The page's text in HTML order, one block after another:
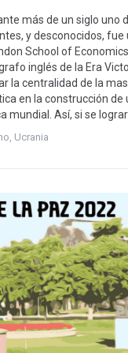
más de un siglo uno
y desconocidos, fue
School of
inglés de la Era
la centralidad de la
en la construcción de
mundial. Así, si se
, Ucrania